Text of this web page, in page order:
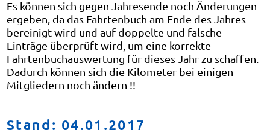
Es können sich gegen Jahresende noch Änderungen
ergeben, da das Fahrtenbuch am Ende des Jahres
bereinigt wird und auf doppelte und falsche
Einträge überprüft wird, um eine korrekte
Fahrtenbuchauswertung für dieses Jahr zu schaffen.
Dadurch können sich die Kilometer bei einigen
Mitgliedern noch ändern !!
Stand: 04.01.2017